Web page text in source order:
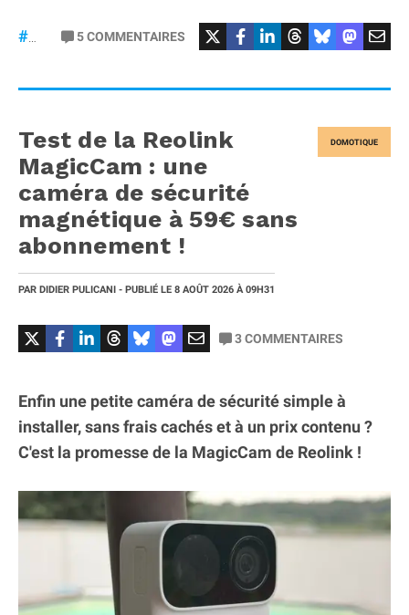
5COMMENTAIRES
DOMOTIQUE
Test de la Reolink
MagicCam : une
caméra de sécurité
magnétique à 59€ sans
abonnement !
PAR DIDIER PULICANI - PUBLIÉ LE 8 AOÛT 2026 À 09H31
3COMMENTAIRES
Enfin une petite caméra de sécurité simple à
installer, sans frais cachés et à un prix contenu ?
C'est la promesse de la MagicCam de Reolink !